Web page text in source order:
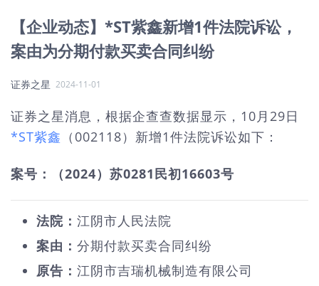
【企业动态】*ST紫鑫新增1件法院诉讼，
案由为分期付款买卖合同纠纷
证券之星 2024-11-01
证券之星消息，根据企查查数据显示，10月29日
*ST紫鑫 （002118）新增1件法院诉讼如下：
案号：（2024）苏0281民初16603号
法院： 江阴市人民法院
案由： 分期付款买卖合同纠纷
原告： 江阴市吉瑞机械制造有限公司